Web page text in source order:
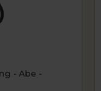
- Abe -